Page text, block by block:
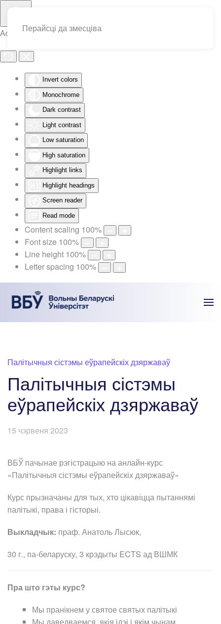
Accessibility Tools
Invert colors
Monochrome
Dark contrast
Light contrast
Low saturation
High saturation
Highlight links
Highlight headings
Screen reader
Read mode
Content scaling 100%
Font size 100%
Line height 100%
Letter spacing 100%
Перайсці да змесціва
Палітычныя сістэмы еўрапейскіх дзяржаваў
Палітычныя сістэмы
еўрапейскіх дзяржаваў
15 чэрвеня 2023
ВБЎ пачынае рэгістрацыю на анлайн-курс
«Палітычныя сістэмы еўрапейскіх дзяржаваў»
Курс прызначаны для тых, хто цікавіцца пытаннямі
палітыкі, права і гісторыі.
Выкладчык: праф. Анатоль Лысюк,
30 г., па-беларуску, 3 крэдыты ECTS ад ВШМК
Пра што гэты курс?
Мы пранікнем у святое святых палітыкі